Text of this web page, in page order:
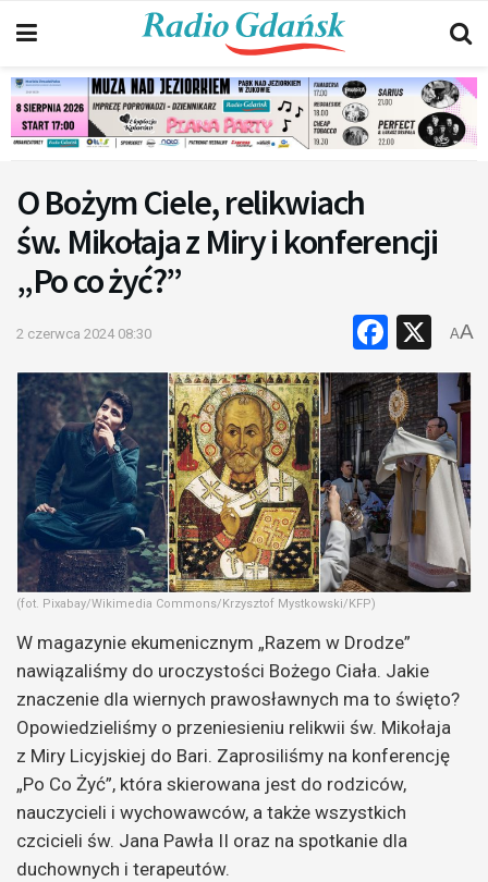
O Bożym Ciele, relikwiach
św. Mikołaja z Miry i konferencji
„Po co żyć?”
2 czerwca 2024 08:30 X
AA
(fot. Pixabay/Wikimedia Commons/Krzysztof Mystkowski/KFP)
W magazynie ekumenicznym „Razem w Drodze”
nawiązaliśmy do uroczystości Bożego Ciała. Jakie
znaczenie dla wiernych prawosławnych ma to święto?
Opowiedzieliśmy o przeniesieniu relikwii św. Mikołaja
z Miry Licyjskiej do Bari. Zaprosiliśmy na konferencję
„Po Co Żyć”, która skierowana jest do rodziców,
nauczycieli i wychowawców, a także wszystkich
czcicieli św. Jana Pawła II oraz na spotkanie dla
duchownych i terapeutów.